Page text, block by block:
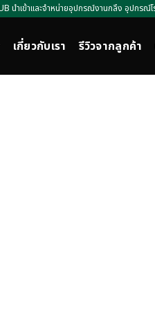
นำเข้าและจำหน่ายอุปกรณ์งานกลึง อุปกรณ์
เกี่ยวกับเรา รีวิวจากลูกค้า